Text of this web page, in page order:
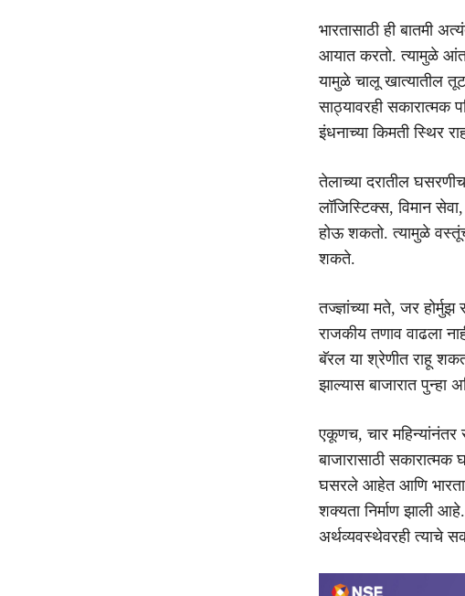
भारतासाठी ही बातमी
आयात करतो. त्यामुळे
यामुळे चालू खात्यातील
साठ्यावरही सकारात्मक
इंधनाच्या किमती स्थिर
तेलाच्या दरातील
लॉजिस्टिक्स, विमान
होऊ शकतो. त्यामुळे
शकते.
तज्ज्ञांच्या मते, जर
राजकीय तणाव वाढला
बॅरल या श्रेणीत राहू
झाल्यास बाजारात पुन्हा
एकूणच, चार महिन्यांनंतर
बाजारासाठी
घसरले आहेत आणि
शक्यता निर्माण झाली
अर्थव्यवस्थेवरही त्याचे